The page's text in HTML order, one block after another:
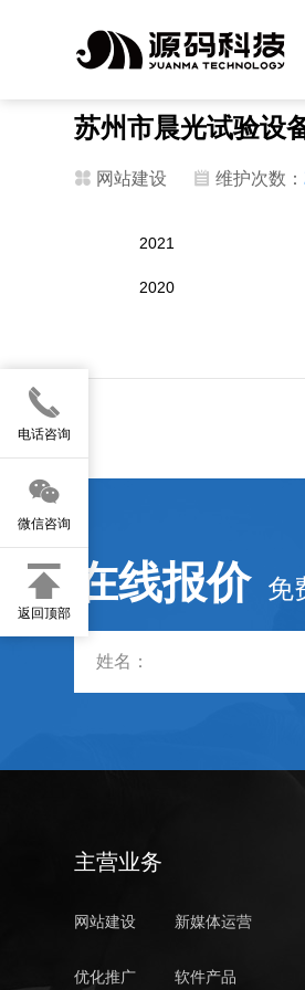
苏州市晨光试验设
网站建设 维护次数：
2021
2020
在线报价 免
主营业务
网站建设
优化推广
新媒体运营
软件产品
电话咨询
微信咨询
返回顶部